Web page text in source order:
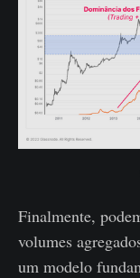
Finalmente,
volumes
um modelo